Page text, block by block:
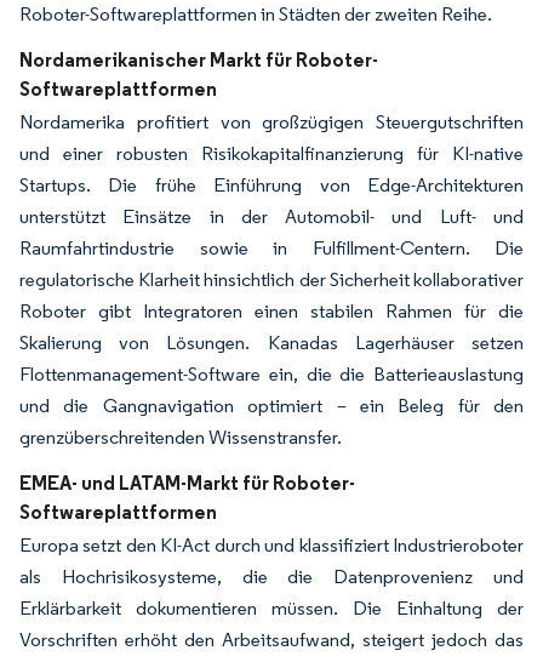
Roboter-Softwareplattformen in Städten der zweiten Reihe.
Nordamerikanischer Markt für Roboter-
Softwareplattformen
Nordamerika profitiert von großzügigen Steuergutschriften
und einer robusten Risikokapitalfinanzierung für KI-native
Startups. Die frühe Einführung von Edge-Architekturen
unterstützt Einsätze in der Automobil- und Luft- und
Raumfahrtindustrie sowie in Fulfillment-Centern. Die
regulatorische Klarheit hinsichtlich der Sicherheit kollaborativer
Roboter gibt Integratoren einen stabilen Rahmen für die
Skalierung von Lösungen. Kanadas Lagerhäuser setzen
Flottenmanagement-Software ein, die die Batterieauslastung
und die Gangnavigation optimiert – ein Beleg für den
grenzüberschreitenden Wissenstransfer.
EMEA- und LATAM-Markt für Roboter-
Softwareplattformen
Europa setzt den KI-Act durch und klassifiziert Industrieroboter
als Hochrisikosysteme, die die Datenprovenienz und
Erklärbarkeit dokumentieren müssen. Die Einhaltung der
Vorschriften erhöht den Arbeitsaufwand, steigert jedoch das